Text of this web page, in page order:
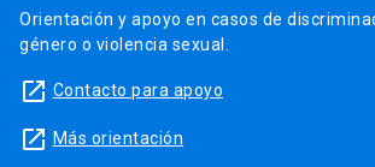
Orientación y apoyo en casos de
género o violencia sexual.
launch Contacto para apoyo
launch Más orientación